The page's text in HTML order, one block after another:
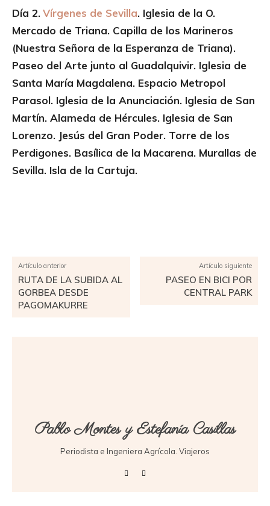
Día 2.Vírgenes de Sevilla. Iglesia de la O.
Mercado de Triana. Capilla de los Marineros
(Nuestra Señora de la Esperanza de Triana).
Paseo del Arte junto al Guadalquivir. Iglesia de
Santa María Magdalena. Espacio Metropol
Parasol. Iglesia de la Anunciación. Iglesia de San
Martín. Alameda de Hércules. Iglesia de San
Lorenzo. Jesús del Gran Poder. Torre de los
Perdigones. Basílica de la Macarena. Murallas de
Sevilla. Isla de la Cartuja.
Artículo anterior
RUTA DE LA SUBIDA AL
GORBEA DESDE
PAGOMAKURRE
Artículo siguiente
PASEO EN BICI POR
CENTRAL PARK
Pablo Montes y Estefanía Casillas
Periodista e Ingeniera Agrícola. Viajeros